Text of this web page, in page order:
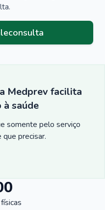
Medprev facilita
à saúde
somente pelo serviço
precisar.